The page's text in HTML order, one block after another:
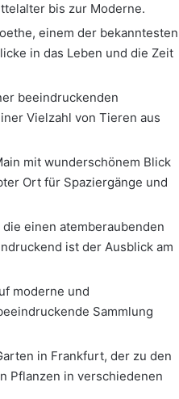
bis zur Moderne.
einem der bekanntesten
in das Leben und die Zeit
beeindruckenden
Vielzahl von Tieren aus
mit wunderschönem Blick
Ort für Spaziergänge und
einen atemberaubenden
ist der Ausblick am
moderne und
Sammlung
in Frankfurt, der zu den
Pflanzen in verschiedenen